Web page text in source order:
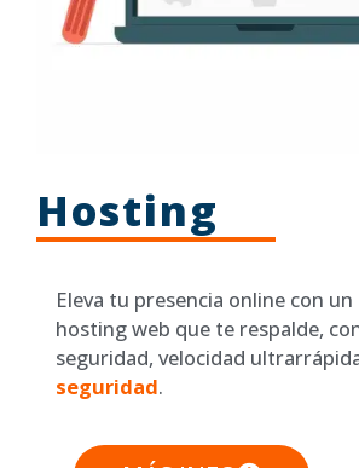
Hosting
Eleva tu presencia online con un
hosting web que te respalde,
seguridad, velocidad
seguridad.